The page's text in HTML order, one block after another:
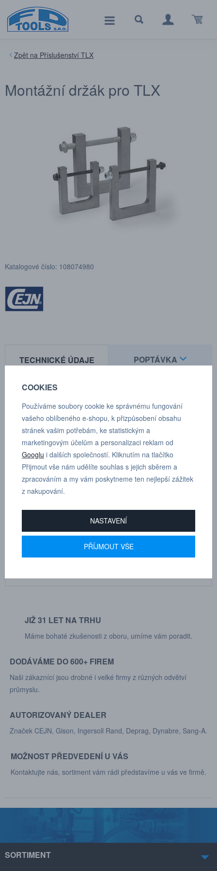
Příslušenství TLX
Montážní držák pro TLX
Katalogové číslo: 108074980
TECHNICKÉ ÚDAJE POPTÁVKA
Série 807 - 1 1/4".
MARTIN
technické poradenství
+420 731 517 942
JIŽ 31 LET NA TRHU
Máme bohaté zkušenosti z oboru, umíme vám poradit.
DODÁVÁME DO 600+ FIREM
Naši zákaznící jsou drobné i velké firmy z různých odvětví
průmyslu.
AUTORIZOVANÝ DEALER
Značek CEJN, Gison, Ingersoll Rand, Deprag, Dynabre, Sang-A.
MOŽNOST PŘEDVEDENÍ U VÁS
Kontaktujte nás, sortiment vám rádi představíme u vás ve firmě.
SORTIMENT
COOKIES
Používáme soubory cookie ke správnému fungování
vašeho oblíbeného e-shopu, k přizpůsobení obsahu
stránek vašim potřebám, ke statistickým a
marketingovým účelům a personalizaci reklam od
Googlu i dalších společností. Kliknutím na tlačítko
Přijmout vše nám udělíte souhlas s jejich sběrem a
zpracováním a my vám poskytneme ten nejlepší zážitek
z nakupování.
NASTAVENÍ
PŘÍJMOUT VŠE